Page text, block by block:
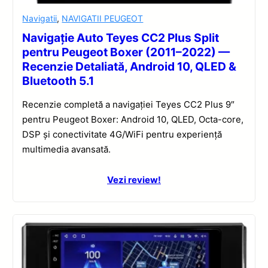
Navigatii, NAVIGATII PEUGEOT
Navigație Auto Teyes CC2 Plus Split
pentru Peugeot Boxer (2011–2022) —
Recenzie Detaliată, Android 10, QLED &
Bluetooth 5.1
Recenzie completă a navigației Teyes CC2 Plus 9″
pentru Peugeot Boxer: Android 10, QLED, Octa-core,
DSP și conectivitate 4G/WiFi pentru experiență
multimedia avansată.
Vezi review!